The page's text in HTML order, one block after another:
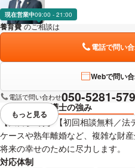
現在営業中09:00 - 21:00
養育費 のご相談は
電話で問い
Webで問い
電話で問い合わせ050-5281-
弁護士の強み
【大宮駅3分】【初回相談無料／
ケースや熟年離婚など、複雑な財
将来の幸せのために尽力します。
対応体制
視覚的に省略されている要素を
もっと見る